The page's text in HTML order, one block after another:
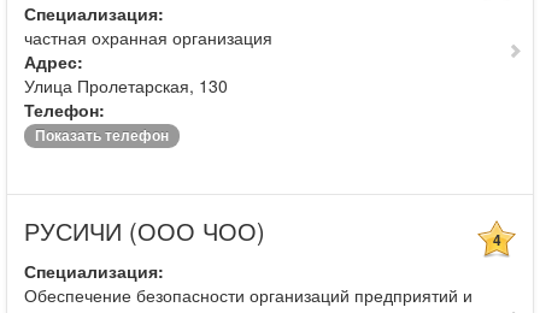
Специализация:
частная охранная организация
Адрес:
Улица Пролетарская, 130
Телефон:
Показать телефон
РУСИЧИ (ООО ЧОО) 4
Специализация:
Обеспечение безопасности организаций предприятий и